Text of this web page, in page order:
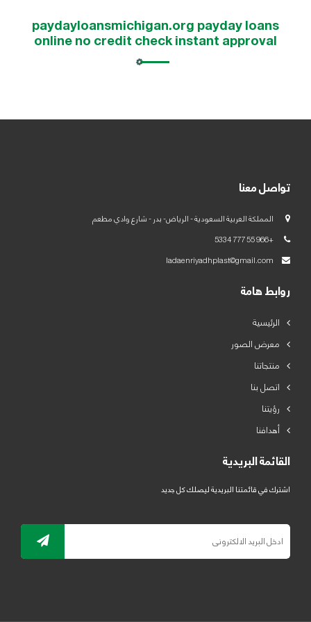
العربية
paydayloansmichigan.org payday loans
online no credit check instant approval
تواصل معنا
المملكة العربية السعودية - الرياض- بدر - شارع وادي مطعم
+966 55 777 5334
روابط هامة
الرئيسية
معرض الصور
منتجاتنا
اتصل بنا
رؤيتنا
أهدافنا
القائمة البريدية
اشترك في قائمتنا البريدية ليصلك كل جديد